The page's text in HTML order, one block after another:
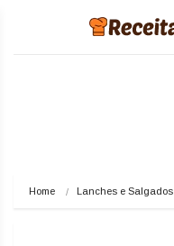
Home Lanches e Salgados